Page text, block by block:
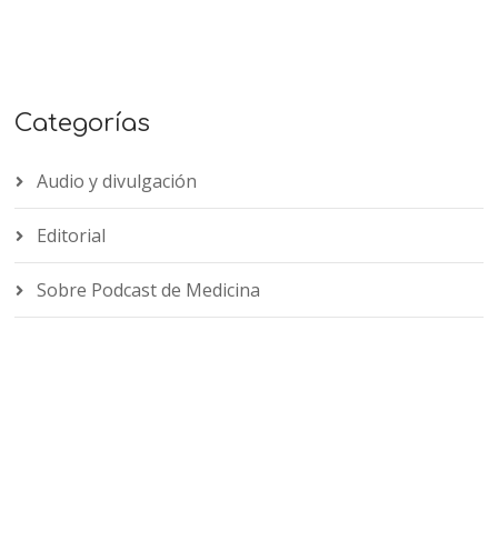
Categorías
Audio y divulgación
Editorial
Sobre Podcast de Medicina